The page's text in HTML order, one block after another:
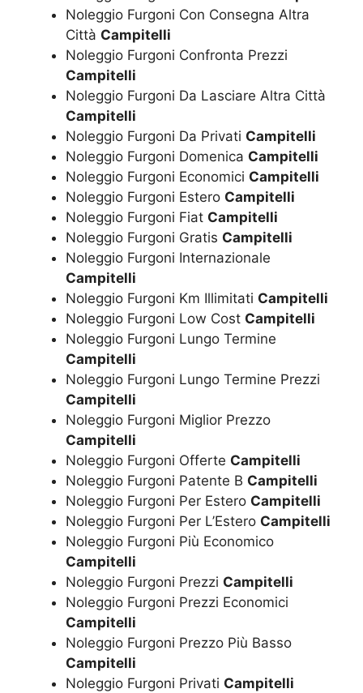
Noleggio Furgoni Con Consegna Altra
Città Campitelli
Noleggio Furgoni Confronta Prezzi
Campitelli
Noleggio Furgoni Da Lasciare Altra Città
Campitelli
Noleggio Furgoni Da Privati Campitelli
Noleggio Furgoni Domenica Campitelli
Noleggio Furgoni Economici Campitelli
Noleggio Furgoni Estero Campitelli
Noleggio Furgoni Fiat Campitelli
Noleggio Furgoni Gratis Campitelli
Noleggio Furgoni Internazionale
Campitelli
Noleggio Furgoni Km Illimitati Campitelli
Noleggio Furgoni Low Cost Campitelli
Noleggio Furgoni Lungo Termine
Campitelli
Noleggio Furgoni Lungo Termine Prezzi
Campitelli
Noleggio Furgoni Miglior Prezzo
Campitelli
Noleggio Furgoni Offerte Campitelli
Noleggio Furgoni Patente B Campitelli
Noleggio Furgoni Per Estero Campitelli
Noleggio Furgoni Per L’Estero Campitelli
Noleggio Furgoni Più Economico
Campitelli
Noleggio Furgoni Prezzi Campitelli
Noleggio Furgoni Prezzi Economici
Campitelli
Noleggio Furgoni Prezzo Più Basso
Campitelli
Noleggio Furgoni Privati Campitelli